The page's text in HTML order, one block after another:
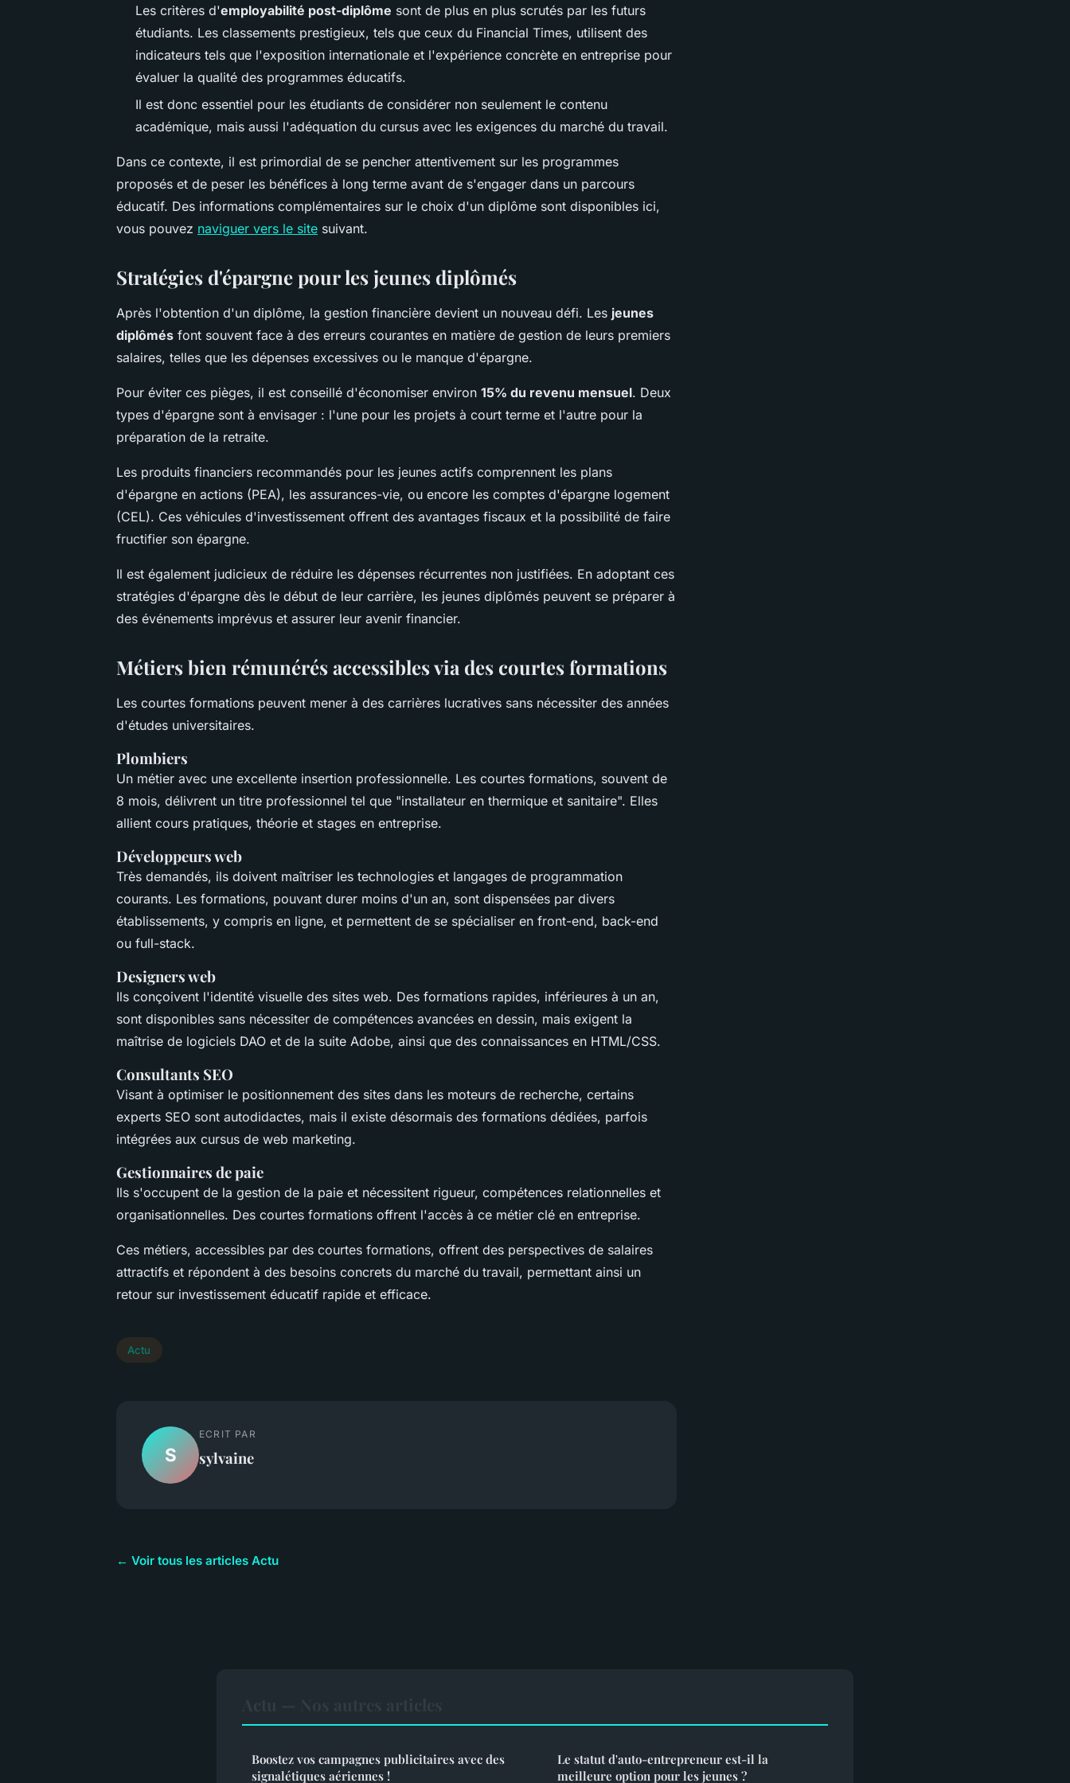
Les critères d'employabilité post-diplôme sont de plus en plus scrutés par les futurs
étudiants. Les classements prestigieux, tels que ceux du Financial Times, utilisent des
indicateurs tels que l'exposition internationale et l'expérience concrète en entreprise pour
évaluer la qualité des programmes éducatifs.
Il est donc essentiel pour les étudiants de considérer non seulement le contenu
académique, mais aussi l'adéquation du cursus avec les exigences du marché du travail.
Dans ce contexte, il est primordial de se pencher attentivement sur les programmes
proposés et de peser les bénéfices à long terme avant de s'engager dans un parcours
éducatif. Des informations complémentaires sur le choix d'un diplôme sont disponibles ici,
vous pouvez naviguer vers le site suivant.
Stratégies d'épargne pour les jeunes diplômés
Après l'obtention d'un diplôme, la gestion financière devient un nouveau défi. Les jeunes
diplômés font souvent face à des erreurs courantes en matière de gestion de leurs premiers
salaires, telles que les dépenses excessives ou le manque d'épargne.
Pour éviter ces pièges, il est conseillé d'économiser environ 15% du revenu mensuel. Deux
types d'épargne sont à envisager : l'une pour les projets à court terme et l'autre pour la
préparation de la retraite.
Les produits financiers recommandés pour les jeunes actifs comprennent les plans
d'épargne en actions (PEA), les assurances-vie, ou encore les comptes d'épargne logement
(CEL). Ces véhicules d'investissement offrent des avantages fiscaux et la possibilité de faire
fructifier son épargne.
Il est également judicieux de réduire les dépenses récurrentes non justifiées. En adoptant ces
stratégies d'épargne dès le début de leur carrière, les jeunes diplômés peuvent se préparer à
des événements imprévus et assurer leur avenir financier.
Métiers bien rémunérés accessibles via des courtes formations
Les courtes formations peuvent mener à des carrières lucratives sans nécessiter des années
d'études universitaires.
Plombiers
Un métier avec une excellente insertion professionnelle. Les courtes formations, souvent de
8 mois, délivrent un titre professionnel tel que "installateur en thermique et sanitaire". Elles
allient cours pratiques, théorie et stages en entreprise.
Développeurs web
Très demandés, ils doivent maîtriser les technologies et langages de programmation
courants. Les formations, pouvant durer moins d'un an, sont dispensées par divers
établissements, y compris en ligne, et permettent de se spécialiser en front-end, back-end
ou full-stack.
Designers web
Ils conçoivent l'identité visuelle des sites web. Des formations rapides, inférieures à un an,
sont disponibles sans nécessiter de compétences avancées en dessin, mais exigent la
maîtrise de logiciels DAO et de la suite Adobe, ainsi que des connaissances en HTML/CSS.
Consultants SEO
Visant à optimiser le positionnement des sites dans les moteurs de recherche, certains
experts SEO sont autodidactes, mais il existe désormais des formations dédiées, parfois
intégrées aux cursus de web marketing.
Gestionnaires de paie
Ils s'occupent de la gestion de la paie et nécessitent rigueur, compétences relationnelles et
organisationnelles. Des courtes formations offrent l'accès à ce métier clé en entreprise.
Ces métiers, accessibles par des courtes formations, offrent des perspectives de salaires
attractifs et répondent à des besoins concrets du marché du travail, permettant ainsi un
retour sur investissement éducatif rapide et efficace.
Actu
S
ECRIT PAR
sylvaine
← Voir tous les articles Actu
Boostez vos campagnes publicitaires avec des
signalétiques aériennes !
Le statut d'auto-entrepreneur est-il la
meilleure option pour les jeunes ?